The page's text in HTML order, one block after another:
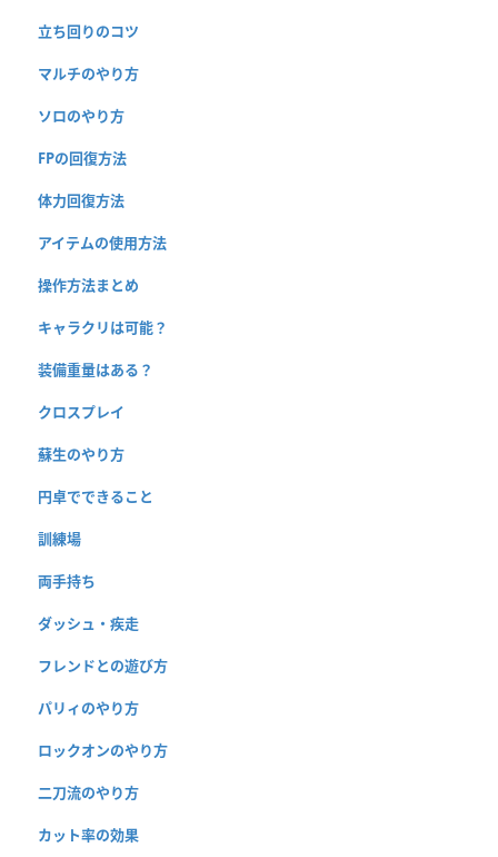
立ち回りのコツ
マルチのやり方
ソロのやり方
FPの回復方法
体力回復方法
アイテムの使用方法
操作方法まとめ
キャラクリは可能？
装備重量はある？
クロスプレイ
蘇生のやり方
円卓でできること
訓練場
両手持ち
ダッシュ・疾走
フレンドとの遊び方
パリィのやり方
ロックオンのやり方
二刀流のやり方
カット率の効果